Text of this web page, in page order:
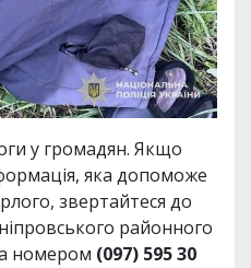
у громадян. Якщо
яка допоможе
звертайтеся до
районного
номером (097) 595 30